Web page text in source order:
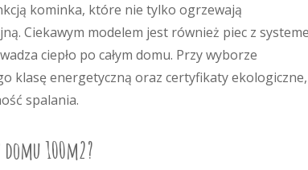
kominka, które nie tylko ogrzewają
Ciekawym modelem jest również piec z
ciepło po całym domu. Przy wyborze
klasę energetyczną oraz certyfikaty ekologiczne,
spalania.
100m2?